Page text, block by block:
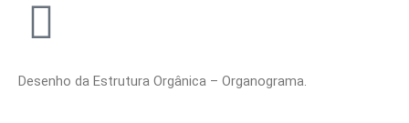
Desenho da Estrutura Orgânica – Organograma.